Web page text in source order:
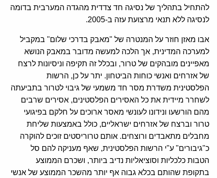
להתחיל בתהליך של נסיגה חד צדדית מהגדה המערבית בדומה
לנסיגה ללא תנאי מרצועת עזה ב-2005.
אבו מאזן חוזר על המנטרה של "מאבק בדרכי שלום" במקביל
למערכה המדינית, אך הלכה למעשה מדובר במאבק הנושא
מאפיינים מובהקים של טרור, ובכלל זה תקיפה וניסיונות לרצח
של אזרחים ואנשי כוחות הביטחון. יתר על כן, הרשות
הפלסטינית משדרת מסר חד משמעי של גיבוי לטרור בתביעתה
לשחרר מיידית את כל האסירים הפלסטינים, אסירים שרבים
מהם הורשעו ונידונו לעונשי מאסר ארוכים על חלקם בפיגועי
טרור וברצח של אזרחים ישראליים, כולל באמצעות שליחת
מחבלים מתאבדים ורוצחים. אותם טרוריסטים זוכים להוקרה
כ"גיבורים" ע"י הרשות הפלסטינית, שאף מעניקה להם סל
הטבות כלכליות וסוציאליות נדיב ביותר, ושכרם הממוצע
בתקופת שהותם בכלא גבוה אף יותר מהשכר הממוצע של אנשי